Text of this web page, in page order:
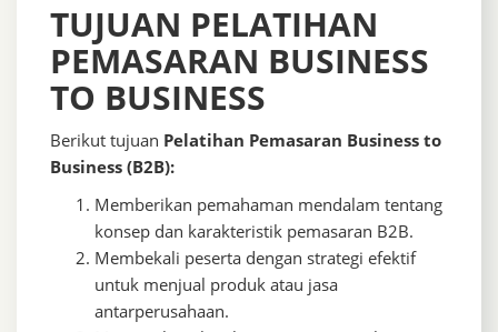
TUJUAN PELATIHAN
PEMASARAN BUSINESS
TO BUSINESS
Berikut tujuan Pelatihan Pemasaran Business to
Business (B2B):
Memberikan pemahaman mendalam tentang
konsep dan karakteristik pemasaran B2B.
Membekali peserta dengan strategi efektif
untuk menjual produk atau jasa
antarperusahaan.